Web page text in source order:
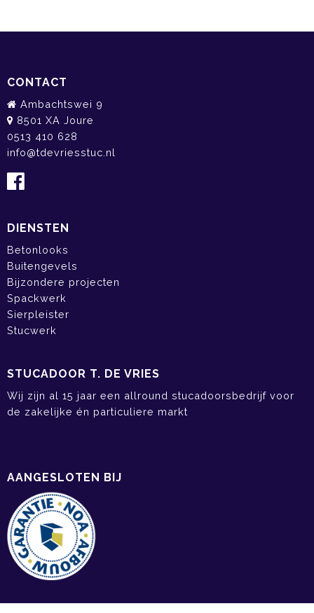
CONTACT
Ambachtswei 9
8501 XA Joure
0513 410 628
info@tdevriesstuc.nl
DIENSTEN
Betonlooks
Buitengevels
Bijzondere projecten
Spackwerk
Sierpleister
Stucwerk
STUCADOOR T. DE VRIES
Wij zijn al 15 jaar een allround stucadoorsbedrijf voor
de zakelijke én particuliere markt
AANGESLOTEN BIJ